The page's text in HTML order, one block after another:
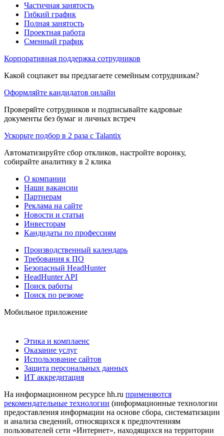
Частичная занятость
Гибкий график
Полная занятость
Проектная работа
Сменный график
Корпоративная поддержка сотрудников
Какой соцпакет вы предлагаете семейным сотрудникам?
Оформляйте кандидатов онлайн
Проверяйте сотрудников и подписывайте кадровые
документы без бумаг и личных встреч
Ускорьте подбор в 2 раза с Talantix
Автоматизируйте сбор откликов, настройте воронку,
собирайте аналитику в 2 клика
О компании
Наши вакансии
Партнерам
Реклама на сайте
Новости и статьи
Инвесторам
Кандидаты по профессиям
Производственный календарь
Требования к ПО
Безопасный HeadHunter
HeadHunter API
Поиск работы
Поиск по резюме
Мобильное приложение
Этика и комплаенс
Оказание услуг
Использование сайтов
Защита персональных данных
ИТ аккредитация
На информационном ресурсе hh.ru применяются
рекомендательные технологии (информационные технологии
предоставления информации на основе сбора, систематизации
и анализа сведений, относящихся к предпочтениям
пользователей сети «Интернет», находящихся на территории